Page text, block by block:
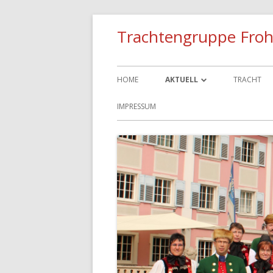
Trachtengruppe
HOME AKTUELL TRACHT
IMPRESSUM